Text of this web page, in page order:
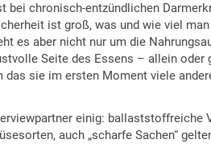
bei chronisch-entzündlichen
ist groß, was und wie viel
es aber nicht nur um die
Seite des Essens – allein oder
das sie im ersten Moment viele
einig: ballaststoffreiche
auch „scharfe Sachen“